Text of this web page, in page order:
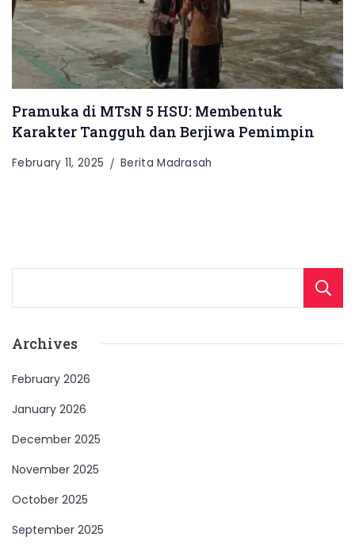
Pramuka di MTsN 5 HSU: Membentuk
Karakter Tangguh dan Berjiwa Pemimpin
February 11, 2025 Berita Madrasah
Archives
February 2026
January 2026
December 2025
November 2025
October 2025
September 2025